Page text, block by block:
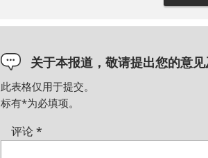
关于本报道，敬请提出您的意见
此表格仅用于提交。
标有*为必填项。
评论*